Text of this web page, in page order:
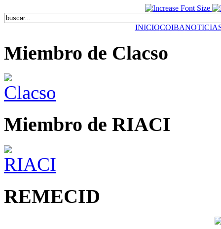
INICIOCOIBA
Miembro de Clacso
Miembro de RIACI
REMECID